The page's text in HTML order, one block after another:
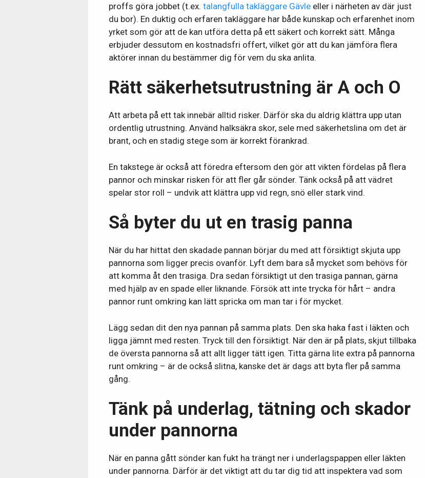
proffs göra jobbet (t.ex. talangfulla takläggare Gävle eller i närheten av där just
du bor). En duktig och erfaren takläggare har både kunskap och erfarenhet inom
yrket som gör att de kan utföra detta på ett säkert och korrekt sätt. Många
erbjuder dessutom en kostnadsfri offert, vilket gör att du kan jämföra flera
aktörer innan du bestämmer dig för vem du ska anlita.
Rätt säkerhetsutrustning är A och O
Att arbeta på ett tak innebär alltid risker. Därför ska du aldrig klättra upp utan
ordentlig utrustning. Använd halksäkra skor, sele med säkerhetslina om det är
brant, och en stadig stege som är korrekt förankrad.
En takstege är också att föredra eftersom den gör att vikten fördelas på flera
pannor och minskar risken för att fler går sönder. Tänk också på att vädret
spelar stor roll – undvik att klättra upp vid regn, snö eller stark vind.
Så byter du ut en trasig panna
När du har hittat den skadade pannan börjar du med att försiktigt skjuta upp
pannorna som ligger precis ovanför. Lyft dem bara så mycket som behövs för
att komma åt den trasiga. Dra sedan försiktigt ut den trasiga pannan, gärna
med hjälp av en spade eller liknande. Försök att inte trycka för hårt – andra
pannor runt omkring kan lätt spricka om man tar i för mycket.
Lägg sedan dit den nya pannan på samma plats. Den ska haka fast i läkten och
ligga jämnt med resten. Tryck till den försiktigt. När den är på plats, skjut tillbaka
de översta pannorna så att allt ligger tätt igen. Titta gärna lite extra på pannorna
runt omkring – är de också slitna, kanske det är dags att byta fler på samma
gång.
Tänk på underlag, tätning och skador
under pannorna
När en panna gått sönder kan fukt ha trängt ner i underlagspappen eller läkten
under pannorna. Därför är det viktigt att du tar dig tid att inspektera vad som